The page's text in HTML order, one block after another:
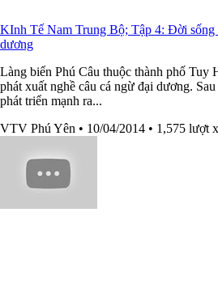
KInh Tế Nam Trung Bộ; Tập 4: Đời sống
dương
Làng biển Phú Câu thuộc thành phố Tuy
phát xuất nghề câu cá ngừ đại dương.
phát triển mạnh ra...
VTV Phú Yên • 10/04/2014 • 1,575 lượt